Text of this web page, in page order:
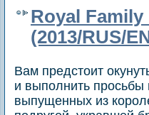
Royal Family
(2013/RUS/
Вам предстоит
и выполнить просьбы
выпущенных из